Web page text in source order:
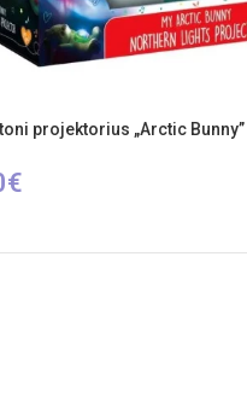
projektorius „Arctic Bunny”
€